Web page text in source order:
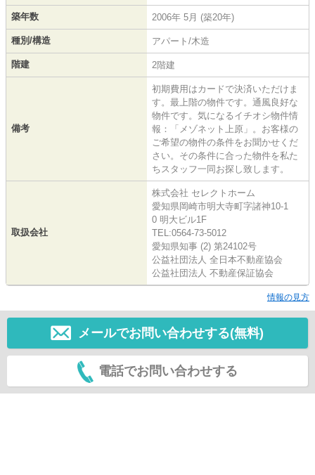
築年数 2006年 5月 (築20年)
種別/構造 アパート/木造
階建 2階建
備考
初期費用はカードで決済いただけま
す。最上階の物件です。通風良好な
物件です。気になるイチオシ物件情
報：「メゾネット上原」。お客様の
ご希望の物件の条件をお聞かせくだ
さい。その条件に合った物件を私た
ちスタッフ一同お探し致します。
取扱会社
株式会社 セレクトホーム
愛知県岡崎市明大寺町字諸神10-1
0 明大ビル1F
TEL:0564-73-5012
愛知県知事 (2) 第24102号
公益社団法人 全日本不動産協会
公益社団法人 不動産保証協会
情報の見方
メールでお問い合わせする(無料)
電話でお問い合わせする